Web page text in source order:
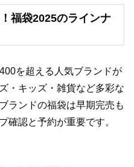
福袋2025のラインナ
を超える人気ブランドが
・キッズ・雑貨など多彩な
ランドの福袋は早期完売も
確認と予約が重要です。